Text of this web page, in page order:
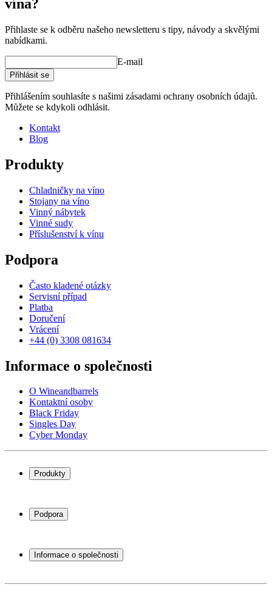
vína?
Přihlaste se k odběru našeho newsletteru s tipy, návody a skvělými
nabídkami.
E-mail
Přihlásit se
Přihlášením souhlasíte s našimi zásadami ochrany osobních údajů.
Můžete se kdykoli odhlásit.
Kontakt
Blog
Produkty
Chladničky na víno
Stojany na víno
Vinný nábytek
Vinné sudy
Příslušenství k vínu
Podpora
Často kladené otázky
Servisní případ
Platba
Doručení
Vrácení
+44 (0) 3308 081634
Informace o společnosti
O Wineandbarrels
Kontaktní osoby
Black Friday
Singles Day
Cyber Monday
Produkty
Stojany na víno
Vinný nábytek
Podpora
Servisní případ
Platba
Vrácení
Informace o společnosti